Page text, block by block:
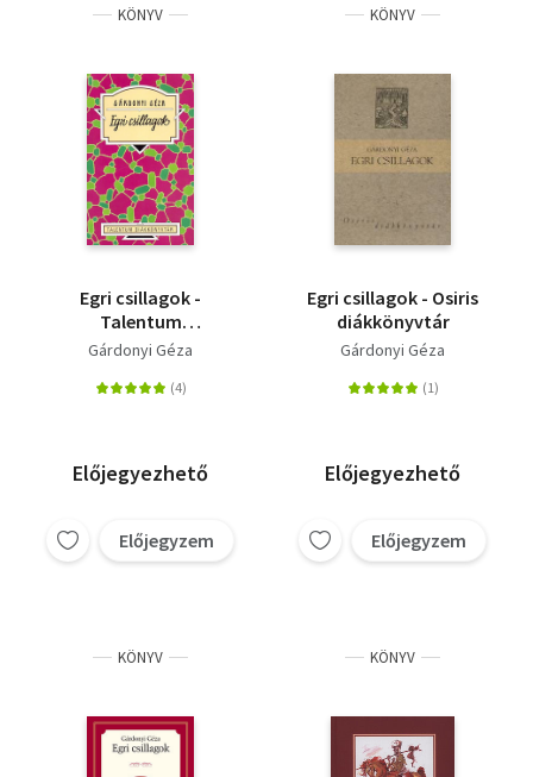
KÖNYV
Egri csillagok -
Talentum
Diákkönyvtár
Gárdonyi Géza
Előjegyezhető
Előjegyzem
KÖNYV
Egri csillagok - Osiris
diákkönyvtár
Gárdonyi Géza
Előjegyezhető
Előjegyzem
KÖNYV KÖNYV